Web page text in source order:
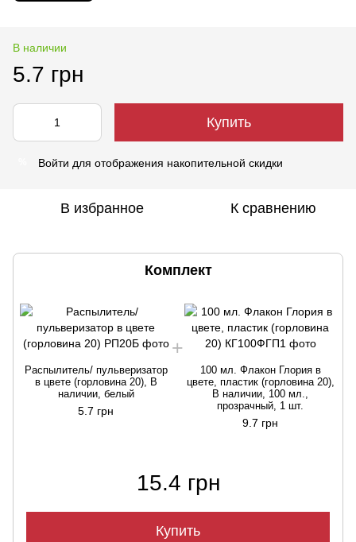
В наличии
5.7 грн
Купить
Войти для отображения накопительной скидки
В избранное К сравнению
Комплект
Распылитель/ пульверизатор
в цвете (горловина 20), В
наличии, белый
5.7 грн
100 мл. Флакон Глория в
цвете, пластик (горловина 20),
В наличии, 100 мл.,
прозрачный, 1 шт.
9.7 грн
15.4 грн
Купить